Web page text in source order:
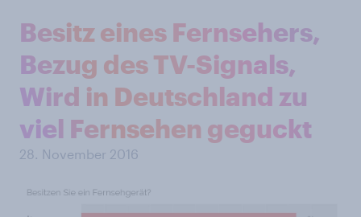
Besitz eines Fernsehers,
Bezug des TV-Signals,
Wird in Deutschland zu
viel Fernsehen geguckt
28. November 2016